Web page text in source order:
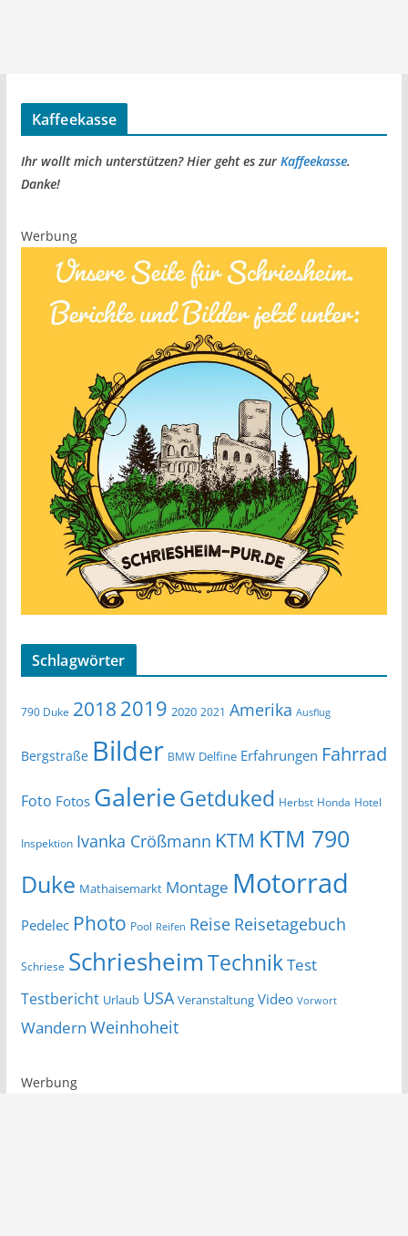
Kaffeekasse
Ihr wollt mich unterstützen? Hier geht es zur Kaffeekasse.
Danke!
Werbung
Schlagwörter
790 Duke 2018 2019 2020 2021 Amerika Ausflug
Bergstraße Bilder BMW Delfine Erfahrungen Fahrrad
Foto Fotos GalerieGetduked Herbst Honda Hotel
Inspektion Ivanka Crößmann KTM KTM 790
Duke Mathaisemarkt Montage Motorrad
Pedelec Photo Pool Reifen Reise Reisetagebuch
Schriese SchriesheimTechnikTest
Testbericht Urlaub USA Veranstaltung Video Vorwort
Wandern Weinhoheit
Werbung